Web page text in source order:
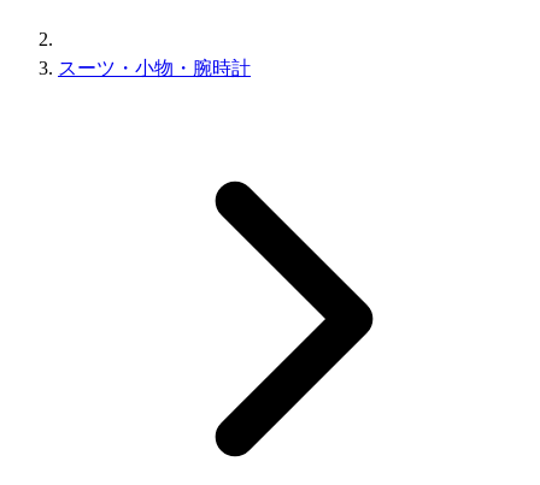
スーツ・小物・腕時計